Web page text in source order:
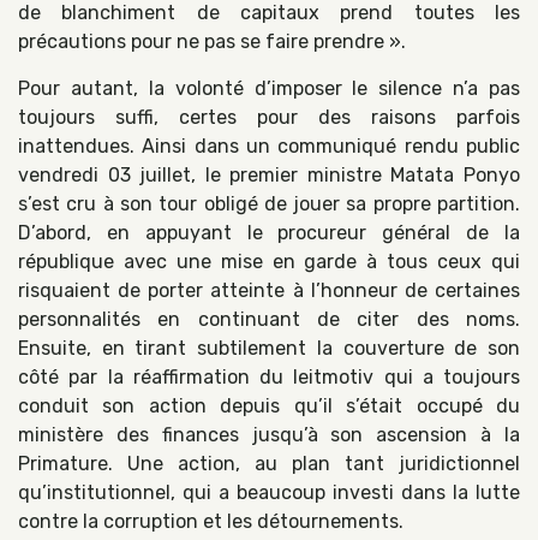
de blanchiment de capitaux prend toutes les
précautions pour ne pas se faire prendre ».
Pour autant, la volonté d’imposer le silence n’a pas
toujours suffi, certes pour des raisons parfois
inattendues. Ainsi dans un communiqué rendu public
vendredi 03 juillet, le premier ministre Matata Ponyo
s’est cru à son tour obligé de jouer sa propre partition.
D’abord, en appuyant le procureur général de la
république avec une mise en garde à tous ceux qui
risquaient de porter atteinte à l’honneur de certaines
personnalités en continuant de citer des noms.
Ensuite, en tirant subtilement la couverture de son
côté par la réaffirmation du leitmotiv qui a toujours
conduit son action depuis qu’il s’était occupé du
ministère des finances jusqu’à son ascension à la
Primature. Une action, au plan tant juridictionnel
qu’institutionnel, qui a beaucoup investi dans la lutte
contre la corruption et les détournements.